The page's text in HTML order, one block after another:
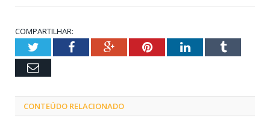
COMPARTILHAR:
TwitterFacebookGoogle+PinterestLinkedInTumblr
Email
CONTEÚDO RELACIONADO